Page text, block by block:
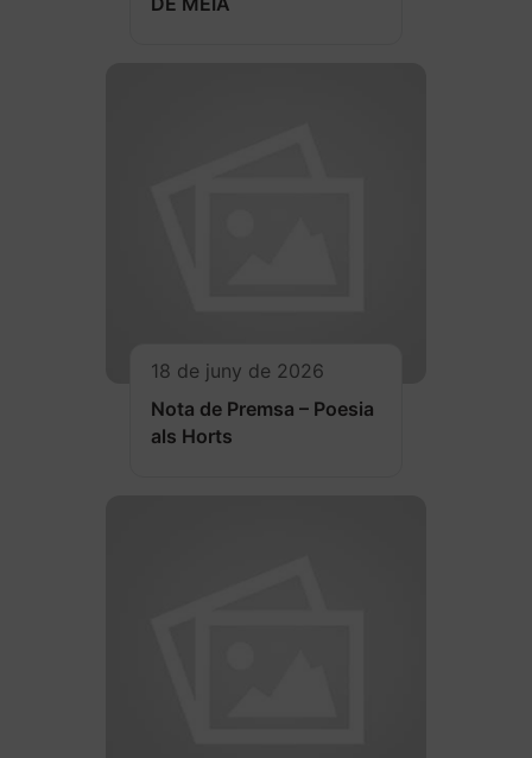
18 de juny de 2026
Nota de Premsa – Poesia
als Horts